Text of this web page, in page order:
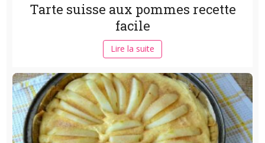
Tarte suisse aux pommes recette
facile
Lire la suite